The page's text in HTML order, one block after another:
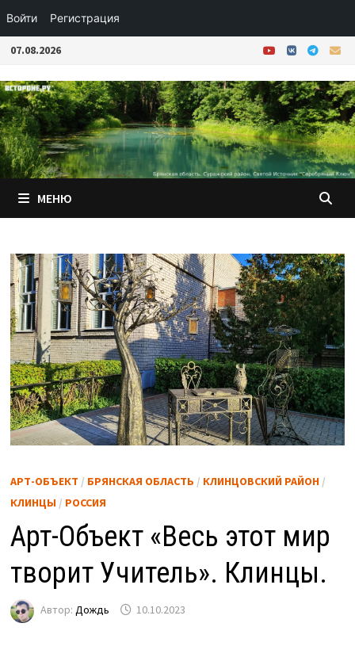
Войти Регистрация
Перейти
содержимому
07.08.2026
МЕНЮ
АРТ-ОБЪЕКТ / БРЯНСКАЯ ОБЛАСТЬ / КЛИНЦОВСКИЙ РАЙОН/
КЛИНЦЫ / РОССИЯ
Арт-Объект «Весь этот мир
творит Учитель». Клинцы.
Автор: Дождь 10.10.2023